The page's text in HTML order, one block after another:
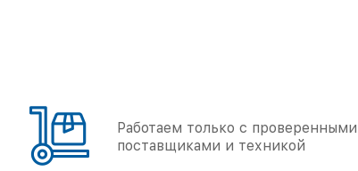
Работаем только с проверенными
поставщиками и техникой